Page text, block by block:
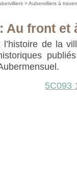
>Aubervilliers à
Au front et
l’histoire de la
5C093